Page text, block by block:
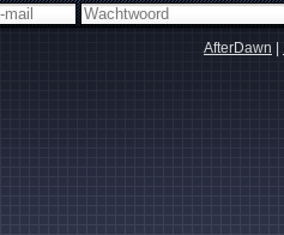
AfterDawn